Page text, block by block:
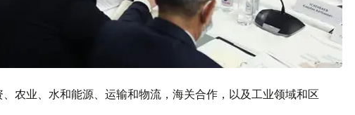
农业、水和能源、运输和物流，海关合作，以及工业领域和区